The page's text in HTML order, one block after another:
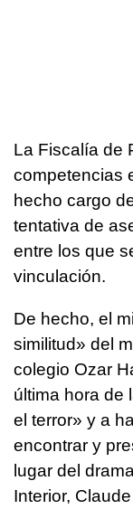
La Fiscalía de
competencias
hecho cargo
tentativa de
entre los que
vinculación.
De hecho, el
similitud» del
colegio Ozar
última hora de
el terror» y a
encontrar y
lugar del
Interior,